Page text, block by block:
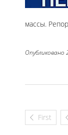
массы.
Опубликовано
First